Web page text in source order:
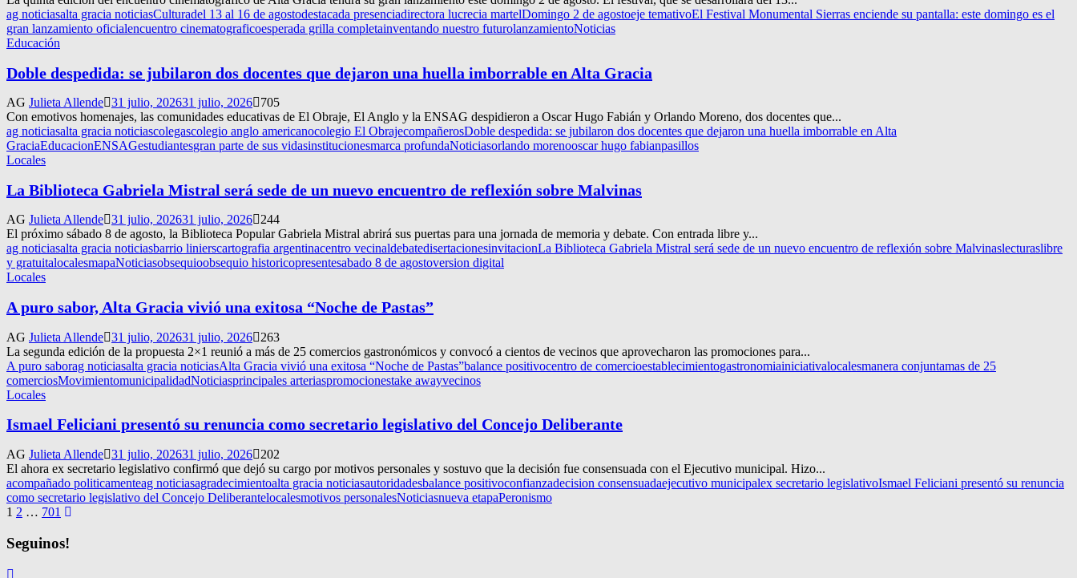
ag noticiasalta gracia noticiasCulturadel 13 al 16 de agostodestacada presenciadirectora lucrecia martelDomingo 2 de agostoeje temativoEl Festival Monumental Sierras enciende su pantalla: este domingo es el
gran lanzamiento oficialencuentro cinematograficoesperada grilla completainventando nuestro futurolanzamientoNoticias
Educación
Doble despedida: se jubilaron dos docentes que dejaron una huella imborrable en Alta Gracia
AG Julieta Allende 31 julio, 202631 julio, 2026
705
Con emotivos homenajes, las comunidades educativas de El Obraje, El Anglo y la ENSAG despidieron a Oscar Hugo Fabián y Orlando Moreno, dos docentes que...
ag noticiasalta gracia noticiascolegascolegio anglo americanocolegio El ObrajecompañerosDoble despedida: se jubilaron dos docentes que dejaron una huella imborrable en Alta
GraciaEducacionENSAGestudiantesgran parte de sus vidasinstitucionesmarca profundaNoticiasorlando morenooscar hugo fabianpasillos
Locales
La Biblioteca Gabriela Mistral será sede de un nuevo encuentro de reflexión sobre Malvinas
AG Julieta Allende 31 julio, 202631 julio, 2026 244
El próximo sábado 8 de agosto, la Biblioteca Popular Gabriela Mistral abrirá sus puertas para una jornada de memoria y debate. Con entrada libre y...
ag noticiasalta gracia noticiasbarrio linierscartografia argentinacentro vecinaldebatedisertacionesinvitacionLa Biblioteca Gabriela Mistral será sede de un nuevo encuentro de reflexión sobre Malvinaslecturaslibre
y gratuitalocalesmapaNoticiasobsequioobsequio historicopresentesabado 8 de agostoversion digital
Locales
A puro sabor, Alta Gracia vivió una exitosa “Noche de Pastas”
AG Julieta Allende 31 julio, 202631 julio, 2026
263
La segunda edición de la propuesta 2×1 reunió a más de 25 comercios gastronómicos y convocó a cientos de vecinos que aprovecharon las promociones para...
A puro saborag noticiasalta gracia noticiasAlta Gracia vivió una exitosa “Noche de Pastas”balance positivocentro de comercioestablecimientogastronomiainiciativalocalesmanera conjuntamas de 25
comerciosMovimientomunicipalidadNoticiasprincipales arteriaspromocionestake awayvecinos
Locales
Ismael Feliciani presentó su renuncia como secretario legislativo del Concejo Deliberante
AG Julieta Allende 31 julio, 202631 julio, 2026
202
El ahora ex secretario legislativo confirmó que dejó su cargo por motivos personales y sostuvo que la decisión fue consensuada con el Ejecutivo municipal. Hizo...
acompañado politicamenteag noticiasagradecimientoalta gracia noticiasautoridadesbalance positivoconfianzadecision consensuadaejecutivo municipalex secretario legislativoIsmael Feliciani presentó su renuncia
como secretario legislativo del Concejo Deliberantelocalesmotivos personalesNoticiasnueva etapaPeronismo
Navegación
de
entradas
1 2 … 701
Seguinos!